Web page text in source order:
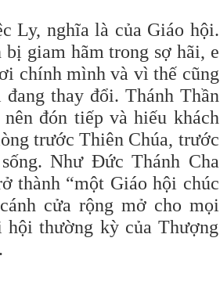
Ly, nghĩa là của Giáo hội.
giam hãm trong sợ hãi, e
chính mình và vì thế cũng
thay đổi. Thánh Thần
đón tiếp và hiếu khách
trước Thiên Chúa, trước
Như Đức Thánh Cha
thành “một Giáo hội chúc
cửa rộng mở cho mọi
thường kỳ của Thượng